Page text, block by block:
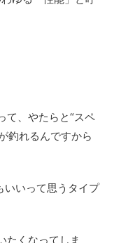
て、やたらと“スペ
釣れるんですから
いいって思うタイプ
たくなってしま